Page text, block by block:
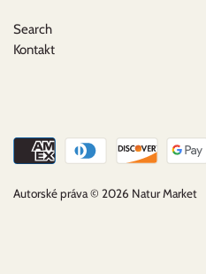
Search
Kontakt
Autorské práva © 2026 Natur Market